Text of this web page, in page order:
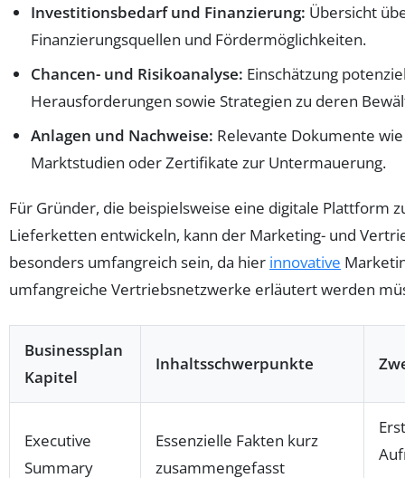
Investitionsbedarf und Finanzierung: Übersicht
Finanzierungsquellen und Fördermöglichkeiten.
Chancen- und Risikoanalyse: Einschätzung
Herausforderungen sowie Strategien zu deren
Anlagen und Nachweise: Relevante Dokumente
Marktstudien oder Zertifikate zur Untermauerung.
Für Gründer, die beispielsweise eine digitale Plattform
Lieferketten entwickeln, kann der Marketing- und
besonders umfangreich sein, da hier innovative
umfangreiche Vertriebsnetzwerke erläutert werden
Businessplan
Kapitel
Inhaltsschwerpunkte
Executive
Summary
Essenzielle Fakten kurz
zusammengefasst